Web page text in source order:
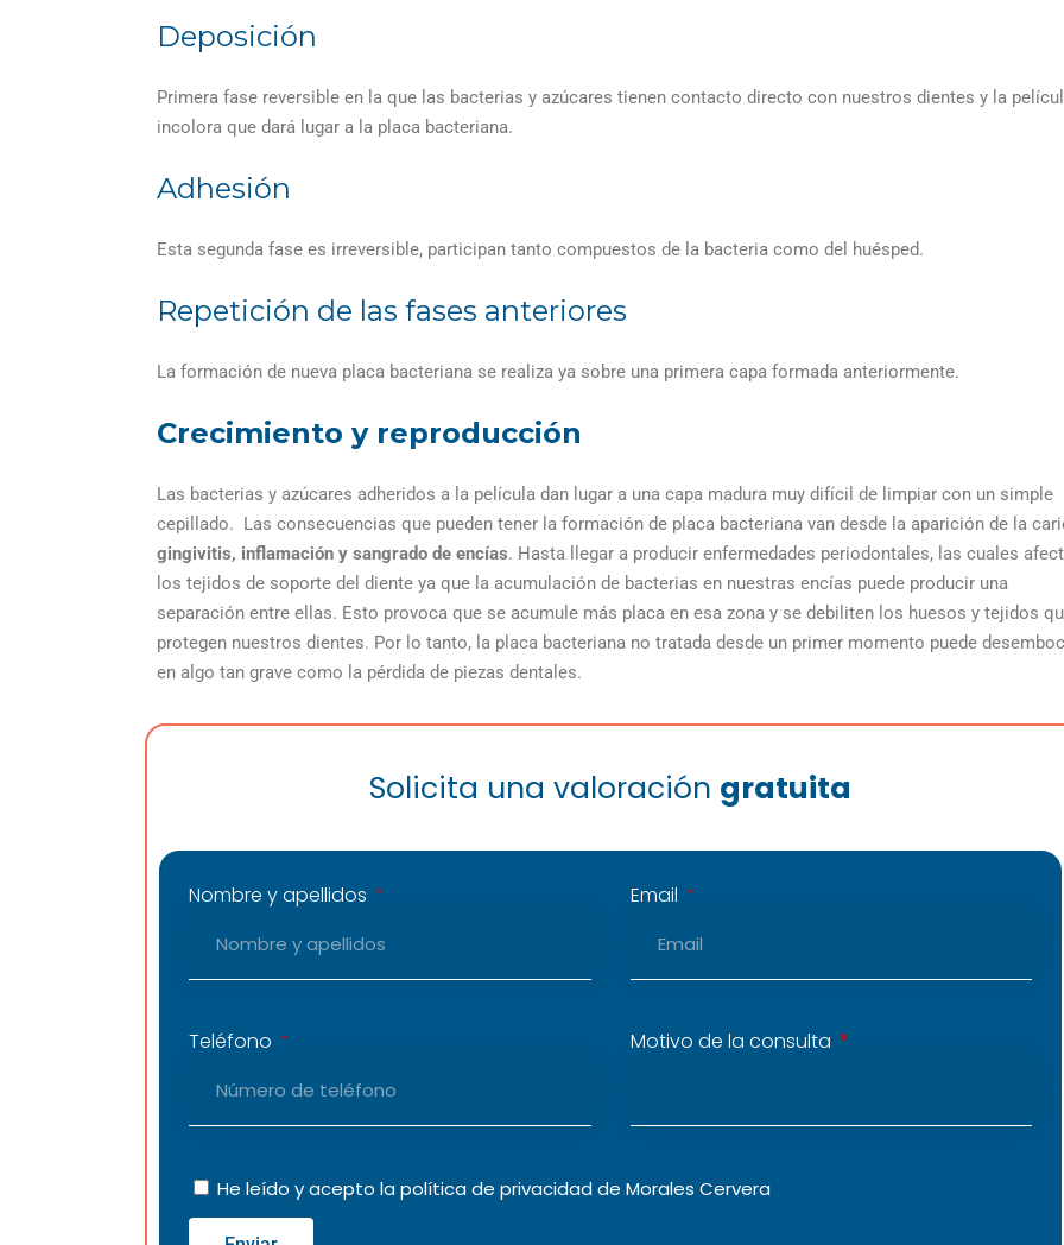
Deposición
Primera fase reversible en la que las bacterias y azúcares tienen contacto directo con nuestros dientes y la
incolora que dará lugar a la placa bacteriana.
Adhesión
Esta segunda fase es irreversible, participan tanto compuestos de la bacteria como del huésped.
Repetición de las fases anteriores
La formación de nueva placa bacteriana se realiza ya sobre una primera capa formada anteriormente.
Crecimiento y reproducción
Las bacterias y azúcares adheridos a la película dan lugar a una capa madura muy difícil de limpiar con un simple
cepillado. Las consecuencias que pueden tener la formación de placa bacteriana van desde la aparición de la
gingivitis, inflamación y sangrado de encías. Hasta llegar a producir enfermedades periodontales, las cuales
los tejidos de soporte del diente ya que la acumulación de bacterias en nuestras encías puede producir una
separación entre ellas. Esto provoca que se acumule más placa en esa zona y se debiliten los huesos y tejidos
protegen nuestros dientes. Por lo tanto, la placa bacteriana no tratada desde un primer momento puede
en algo tan grave como la pérdida de piezas dentales.
Solicita una valoración gratuita
Nombre y apellidos Email
Teléfono Motivo de la consulta
He leído y acepto lapolítica de privacidadde Morales Cervera